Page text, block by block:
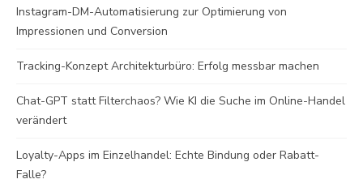
Instagram-DM-Automatisierung zur Optimierung von
Impressionen und Conversion
Tracking-Konzept Architekturbüro: Erfolg messbar machen
Chat-GPT statt Filterchaos? Wie KI die Suche im Online-Handel
verändert
Loyalty-Apps im Einzelhandel: Echte Bindung oder Rabatt-
Falle?